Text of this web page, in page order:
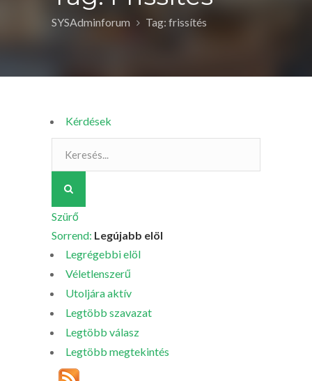
SYSAdminforum Tag: frissítés
Kérdések
Szürő
Sorrend: Legújabb elöl
Legrégebbi elöl
Véletlenszerű
Utoljára aktív
Legtöbb szavazat
Legtöbb válasz
Legtöbb megtekintés